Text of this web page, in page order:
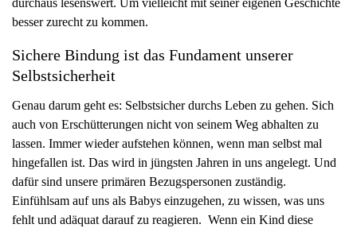
durchaus lesenswert. Um vielleicht mit seiner eigenen Geschichte
besser zurecht zu kommen.
Sichere Bindung ist das Fundament unserer
Selbstsicherheit
Genau darum geht es: Selbstsicher durchs Leben zu gehen. Sich
auch von Erschütterungen nicht von seinem Weg abhalten zu
lassen. Immer wieder aufstehen können, wenn man selbst mal
hingefallen ist. Das wird in jüngsten Jahren in uns angelegt. Und
dafür sind unsere primären Bezugspersonen zuständig.
Einfühlsam auf uns als Babys einzugehen, zu wissen, was uns
fehlt und adäquat darauf zu reagieren. Wenn ein Kind diese